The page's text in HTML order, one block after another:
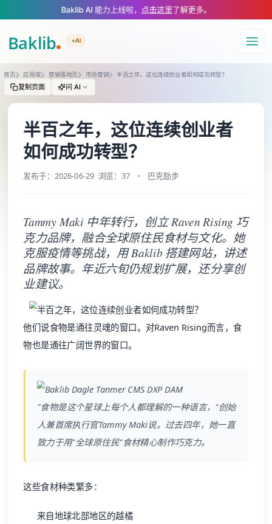
A Markdown version of this page is available at https://
Baklib AI 能力上线啦， 点击这里了解更多。
+AI
导航
首页 应用库 营销落地页 市场营销 半百之年，这位连续创业者如何成功转型？
复制页面 问 AI
半百之年，这位连续创业者
如何成功转型？
发布于：2026-06-29 浏览：37 巴克励步
Tammy Maki 中年转行，创立 Raven Rising 巧
克力品牌，融合全球原住民食材与文化。她
克服疫情等挑战，用 Baklib 搭建网站，讲述
品牌故事。年近六旬仍规划扩展，还分享创
业建议。
他们说食物是通往灵魂的窗口。对Raven Rising而言，食
物也是通往广阔世界的窗口。
"食物是这个星球上每个人都理解的一种语言，"创始
人兼首席执行官Tammy Maki说。过去四年，她一直
致力于用"全球原住民"食材精心制作巧克力。
这些食材种类繁多：
来自地球北部地区的越橘